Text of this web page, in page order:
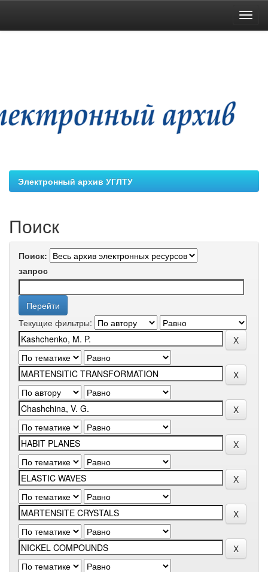
Электронный архив УГЛТУ
Поиск
Поиск:
запрос
Текущие фильтры: